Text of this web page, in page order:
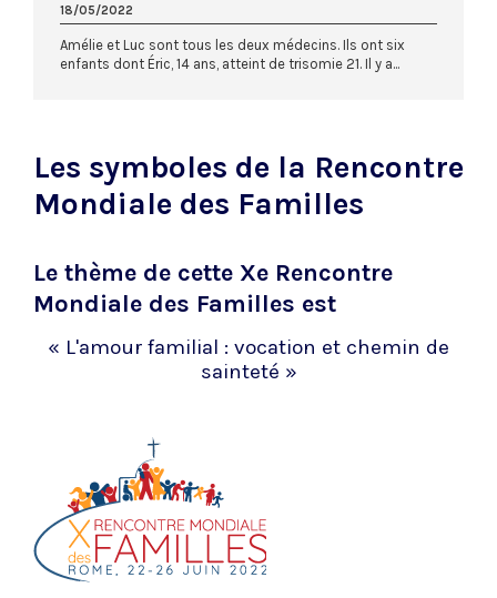
18/05/2022
Amélie et Luc sont tous les deux médecins. Ils ont six
enfants dont Éric, 14 ans, atteint de trisomie 21. Il y a...
Les symboles de la Rencontre
Mondiale des Familles
Le thème de cette Xe Rencontre
Mondiale des Familles est
« L'amour familial : vocation et chemin de
sainteté »